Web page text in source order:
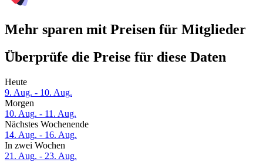
Mehr sparen mit Preisen für Mitglieder
Überprüfe die Preise für diese Daten
Heute
9. Aug. - 10. Aug.
Morgen
10. Aug. - 11. Aug.
Nächstes Wochenende
14. Aug. - 16. Aug.
In zwei Wochen
21. Aug. - 23. Aug.